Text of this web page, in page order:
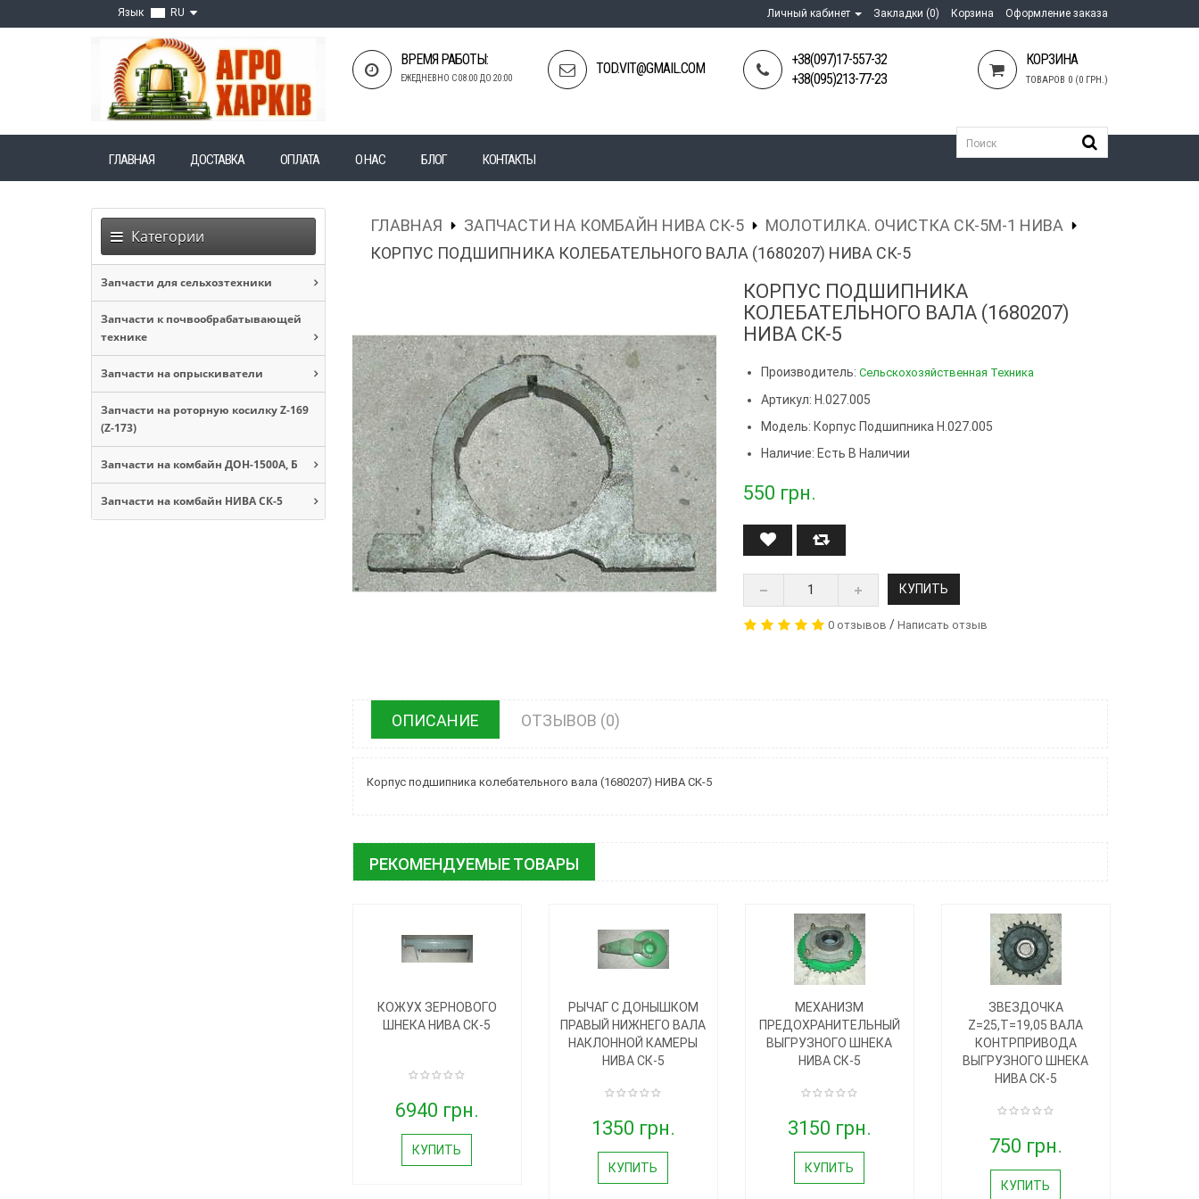
Язык RU Личный кабинет Закладки (0) Корзина Оформление заказа
ВРЕМЯ РАБОТЫ:
ЕЖЕДНЕВНО С 08:00 ДО 20:00
TOD.VIT@GMAIL.COM
+38(097)17-557-32
+38(095)213-77-23
КОРЗИНА
ТОВАРОВ 0 (0 ГРН.)
ГЛАВНАЯ ДОСТАВКА ОПЛАТА О НАС БЛОГ КОНТАКТЫ
Категории
Запчасти для сельхозтехники
Запчасти к почвообрабатывающей
технике
Запчасти на опрыскиватели
Запчасти на роторную косилку Z-169
(Z-173)
Запчасти на комбайн ДОН-1500А, Б
Запчасти на комбайн НИВА СК-5
ГЛАВНАЯ ЗАПЧАСТИ НА КОМБАЙН НИВА СК-5
МОЛОТИЛКА. ОЧИСТКА СК-5М-1 НИВА
КОРПУС ПОДШИПНИКА КОЛЕБАТЕЛЬНОГО ВАЛА (1680207) НИВА СК-5
КОРПУС ПОДШИПНИКА
КОЛЕБАТЕЛЬНОГО ВАЛА (1680207)
НИВА СК-5
Производитель:Сельскохозяйственная Техника
Артикул: Н.027.005
Модель: Корпус Подшипника Н.027.005
Наличие: Есть В Наличии
550 грн.
КУПИТЬ
0 отзывов /Написать отзыв
ОПИСАНИЕ ОТЗЫВОВ (0)
Корпус подшипника колебательного вала (1680207) НИВА СК-5
РЕКОМЕНДУЕМЫЕ ТОВАРЫ
КОЖУХ ЗЕРНОВОГО
ШНЕКА НИВА СК-5
6940 грн.
КУПИТЬ
РЫЧАГ С ДОНЫШКОМ
ПРАВЫЙ НИЖНЕГО ВАЛА
НАКЛОННОЙ КАМЕРЫ
НИВА СК-5
1350 грн.
КУПИТЬ
МЕХАНИЗМ
ПРЕДОХРАНИТЕЛЬНЫЙ
ВЫГРУЗНОГО ШНЕКА
НИВА СК-5
3150 грн.
КУПИТЬ
ЗВЕЗДОЧКА
Z=25,T=19,05 ВАЛА
КОНТРПРИВОДА
ВЫГРУЗНОГО ШНЕКА
НИВА СК-5
750 грн.
КУПИТЬ